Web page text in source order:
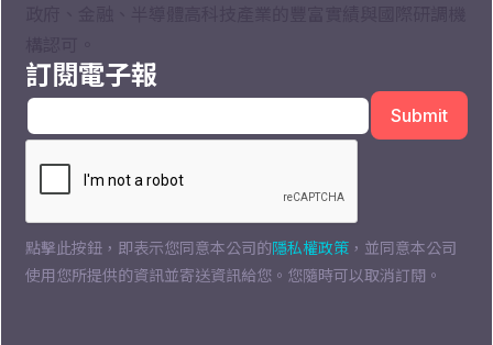
訂閱電子報
點擊此按鈕，即表示您同意本公司的隱私權政策 ，並同意本公司
使用您所提供的資訊並寄送資訊給您。您隨時可以取消訂閱。